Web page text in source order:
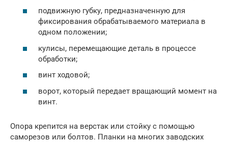
подвижную губку, предназначенную для
фиксирования обрабатываемого материала в
одном положении;
кулисы, перемещающие деталь в процессе
обработки;
винт ходовой;
ворот, который передает вращающий момент на
винт.
Опора крепится на верстак или стойку с помощью
саморезов или болтов. Планки на многих заводских